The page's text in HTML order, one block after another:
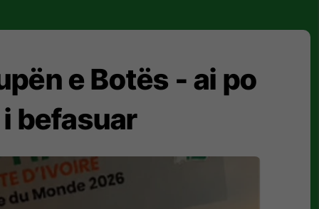
e Botës - ai po
befasuar